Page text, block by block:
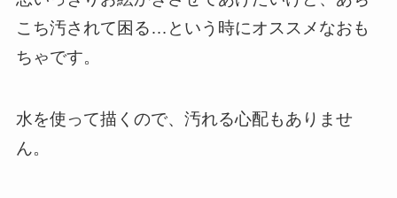
こち汚されて困る…という時にオススメなおも
ちゃです。
水を使って描くので、汚れる心配もありませ
ん。